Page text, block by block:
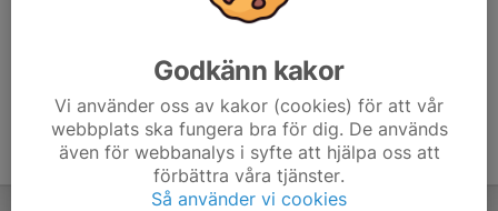
Godkänn kakor
Vi använder oss av kakor (cookies) för att vår
webbplats ska fungera bra för dig. De används
även för webbanalys i syfte att hjälpa oss att
förbättra våra tjänster.
Så använder vi cookies